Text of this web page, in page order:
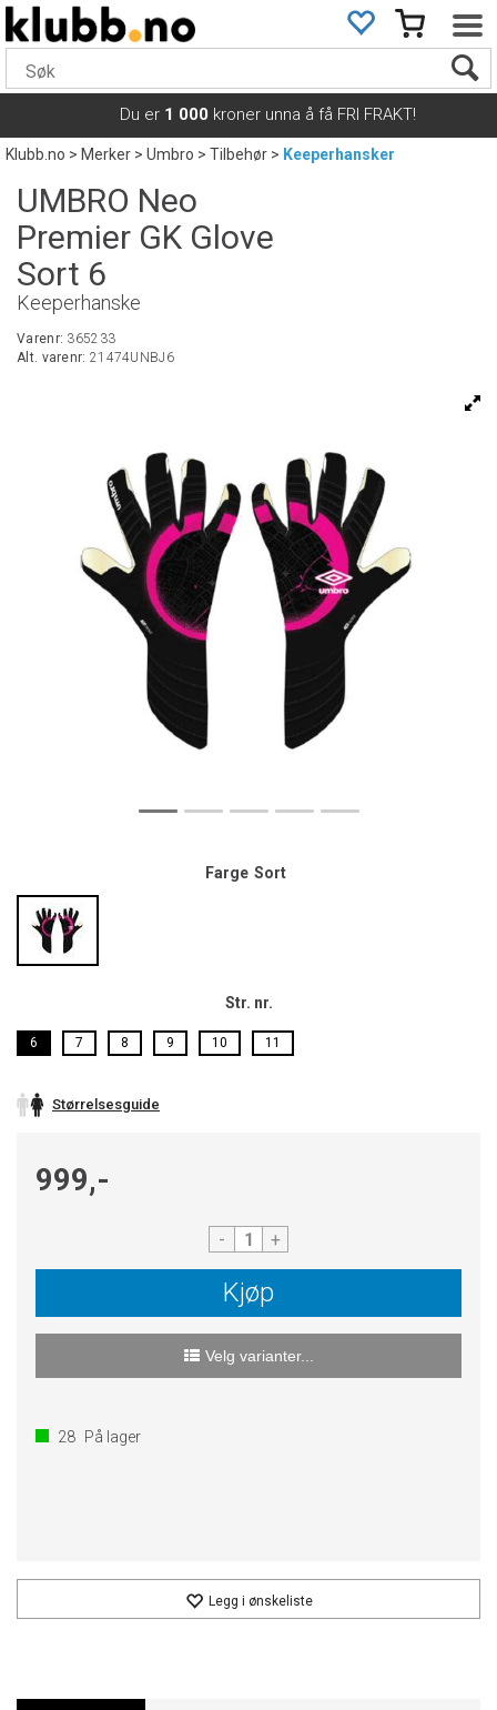
Du er 1 000 kroner unna å få FRI FRAKT!
Klubb.no>Merker>Umbro>Tilbehør> Keeperhansker
UMBRO Neo
Premier GK Glove
Sort 6
Keeperhanske
Varenr: 365233
Alt. varenr: 21474UNBJ6
Farge Sort
Str. nr.
6 7 8 9 10 11
Størrelsesguide
999,-
- +
Kjøp
Velg varianter...
28 På lager
Legg i ønskeliste